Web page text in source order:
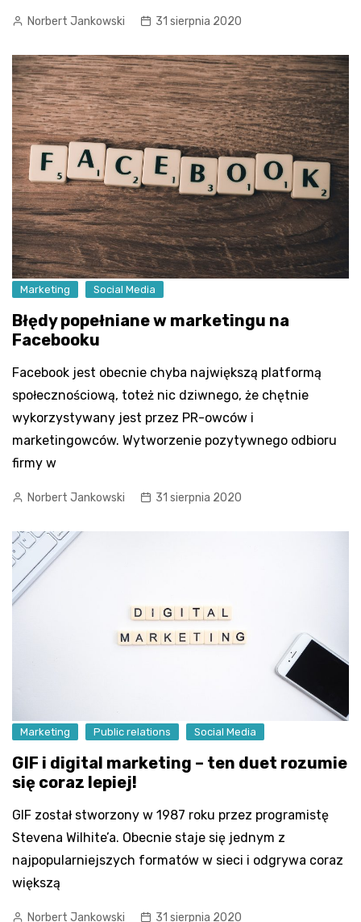
Norbert Jankowski 31 sierpnia 2020
Marketing Social Media
Błędy popełniane w marketingu na
Facebooku
Facebook jest obecnie chyba największą platformą
społecznościową, toteż nic dziwnego, że chętnie
wykorzystywany jest przez PR-owców i
marketingowców. Wytworzenie pozytywnego odbioru
firmy w
Norbert Jankowski 31 sierpnia 2020
Marketing Public relations Social Media
GIF i digital marketing – ten duet rozumie
się coraz lepiej!
GIF został stworzony w 1987 roku przez programistę
Stevena Wilhite’a. Obecnie staje się jednym z
najpopularniejszych formatów w sieci i odgrywa coraz
większą
Norbert Jankowski 31 sierpnia 2020